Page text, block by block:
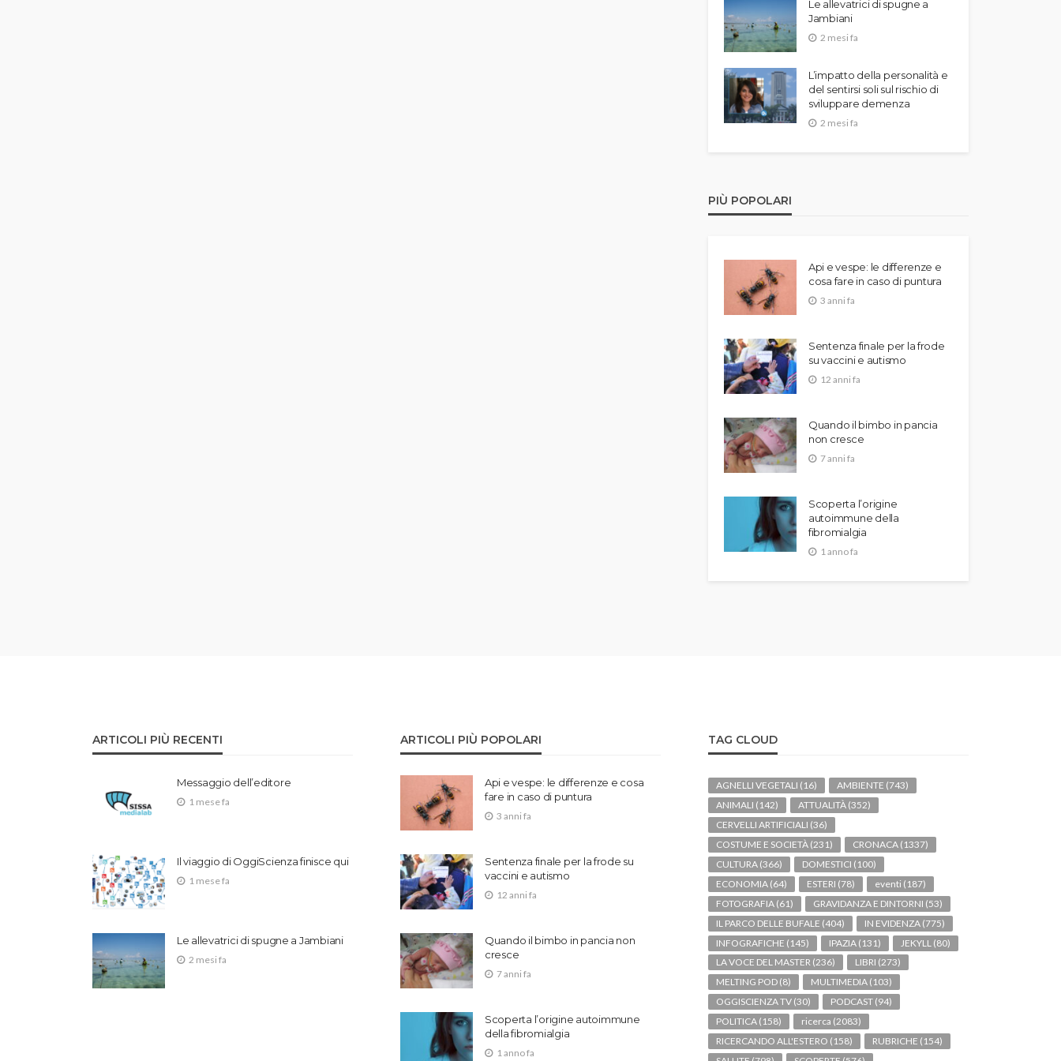
Le allevatrici di spugne a
Jambiani
2 mesi fa
L’impatto della personalità e
del sentirsi soli sul rischio di
sviluppare demenza
2 mesi fa
PIÙ POPOLARI
Api e vespe: le differenze e
cosa fare in caso di puntura
3 anni fa
Sentenza finale per la frode
su vaccini e autismo
12 anni fa
Quando il bimbo in pancia
non cresce
7 anni fa
Scoperta l’origine
autoimmune della
fibromialgia
1 anno fa
ARTICOLI PIÙ RECENTI
Messaggio dell’editore
1 mese fa
Il viaggio di OggiScienza finisce qui
1 mese fa
Le allevatrici di spugne a Jambiani
2 mesi fa
ARTICOLI PIÙ POPOLARI
Api e vespe: le differenze e cosa
fare in caso di puntura
3 anni fa
Sentenza finale per la frode su
vaccini e autismo
12 anni fa
Quando il bimbo in pancia non
cresce
7 anni fa
Scoperta l’origine autoimmune
della fibromialgia
1 anno fa
TAG CLOUD
AGNELLI VEGETALI (16) AMBIENTE (743)
ANIMALI (142) ATTUALITÀ (352)
CERVELLI ARTIFICIALI (36)
COSTUME E SOCIETÀ (231) CRONACA (1337)
CULTURA (366) DOMESTICI (100)
ECONOMIA (64) ESTERI (78) eventi (187)
FOTOGRAFIA (61) GRAVIDANZA E DINTORNI (53)
IL PARCO DELLE BUFALE (404) IN EVIDENZA (775)
INFOGRAFICHE (145) IPAZIA (131) JEKYLL (80)
LA VOCE DEL MASTER (236) LIBRI (273)
MELTING POD (8) MULTIMEDIA (103)
OGGISCIENZA TV (30) PODCAST (94)
POLITICA (158) ricerca (2083)
RICERCANDO ALL'ESTERO (158) RUBRICHE (154)